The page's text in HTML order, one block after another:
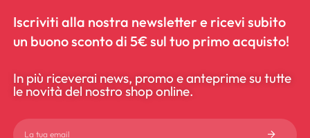
Iscriviti alla nostra newsletter e ricevi subito
un buono sconto di 5€ sul tuo primo acquisto!
In più riceverai news, promo e anteprime su tutte
le novità del nostro shop online.